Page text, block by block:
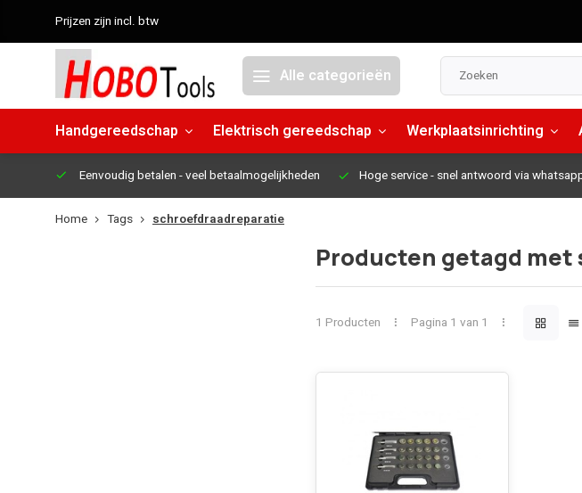
Prijzen zijn incl. btw
Alle categorieën
Handgereedschap Elektrisch gereedschap Werkplaatsinrichting
Eenvoudig betalen - veel betaalmogelijkheden Hoge service- snel antwoord via
Home Tags schroefdraadreparatie
Producten getagd
1 Producten Pagina 1 van 1